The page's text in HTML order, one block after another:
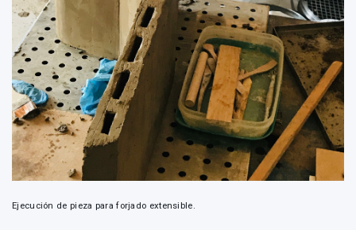
Ejecución de pieza para forjado extensible.